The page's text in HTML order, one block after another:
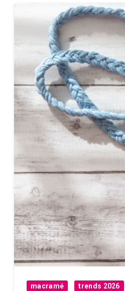
macramé trends 2026